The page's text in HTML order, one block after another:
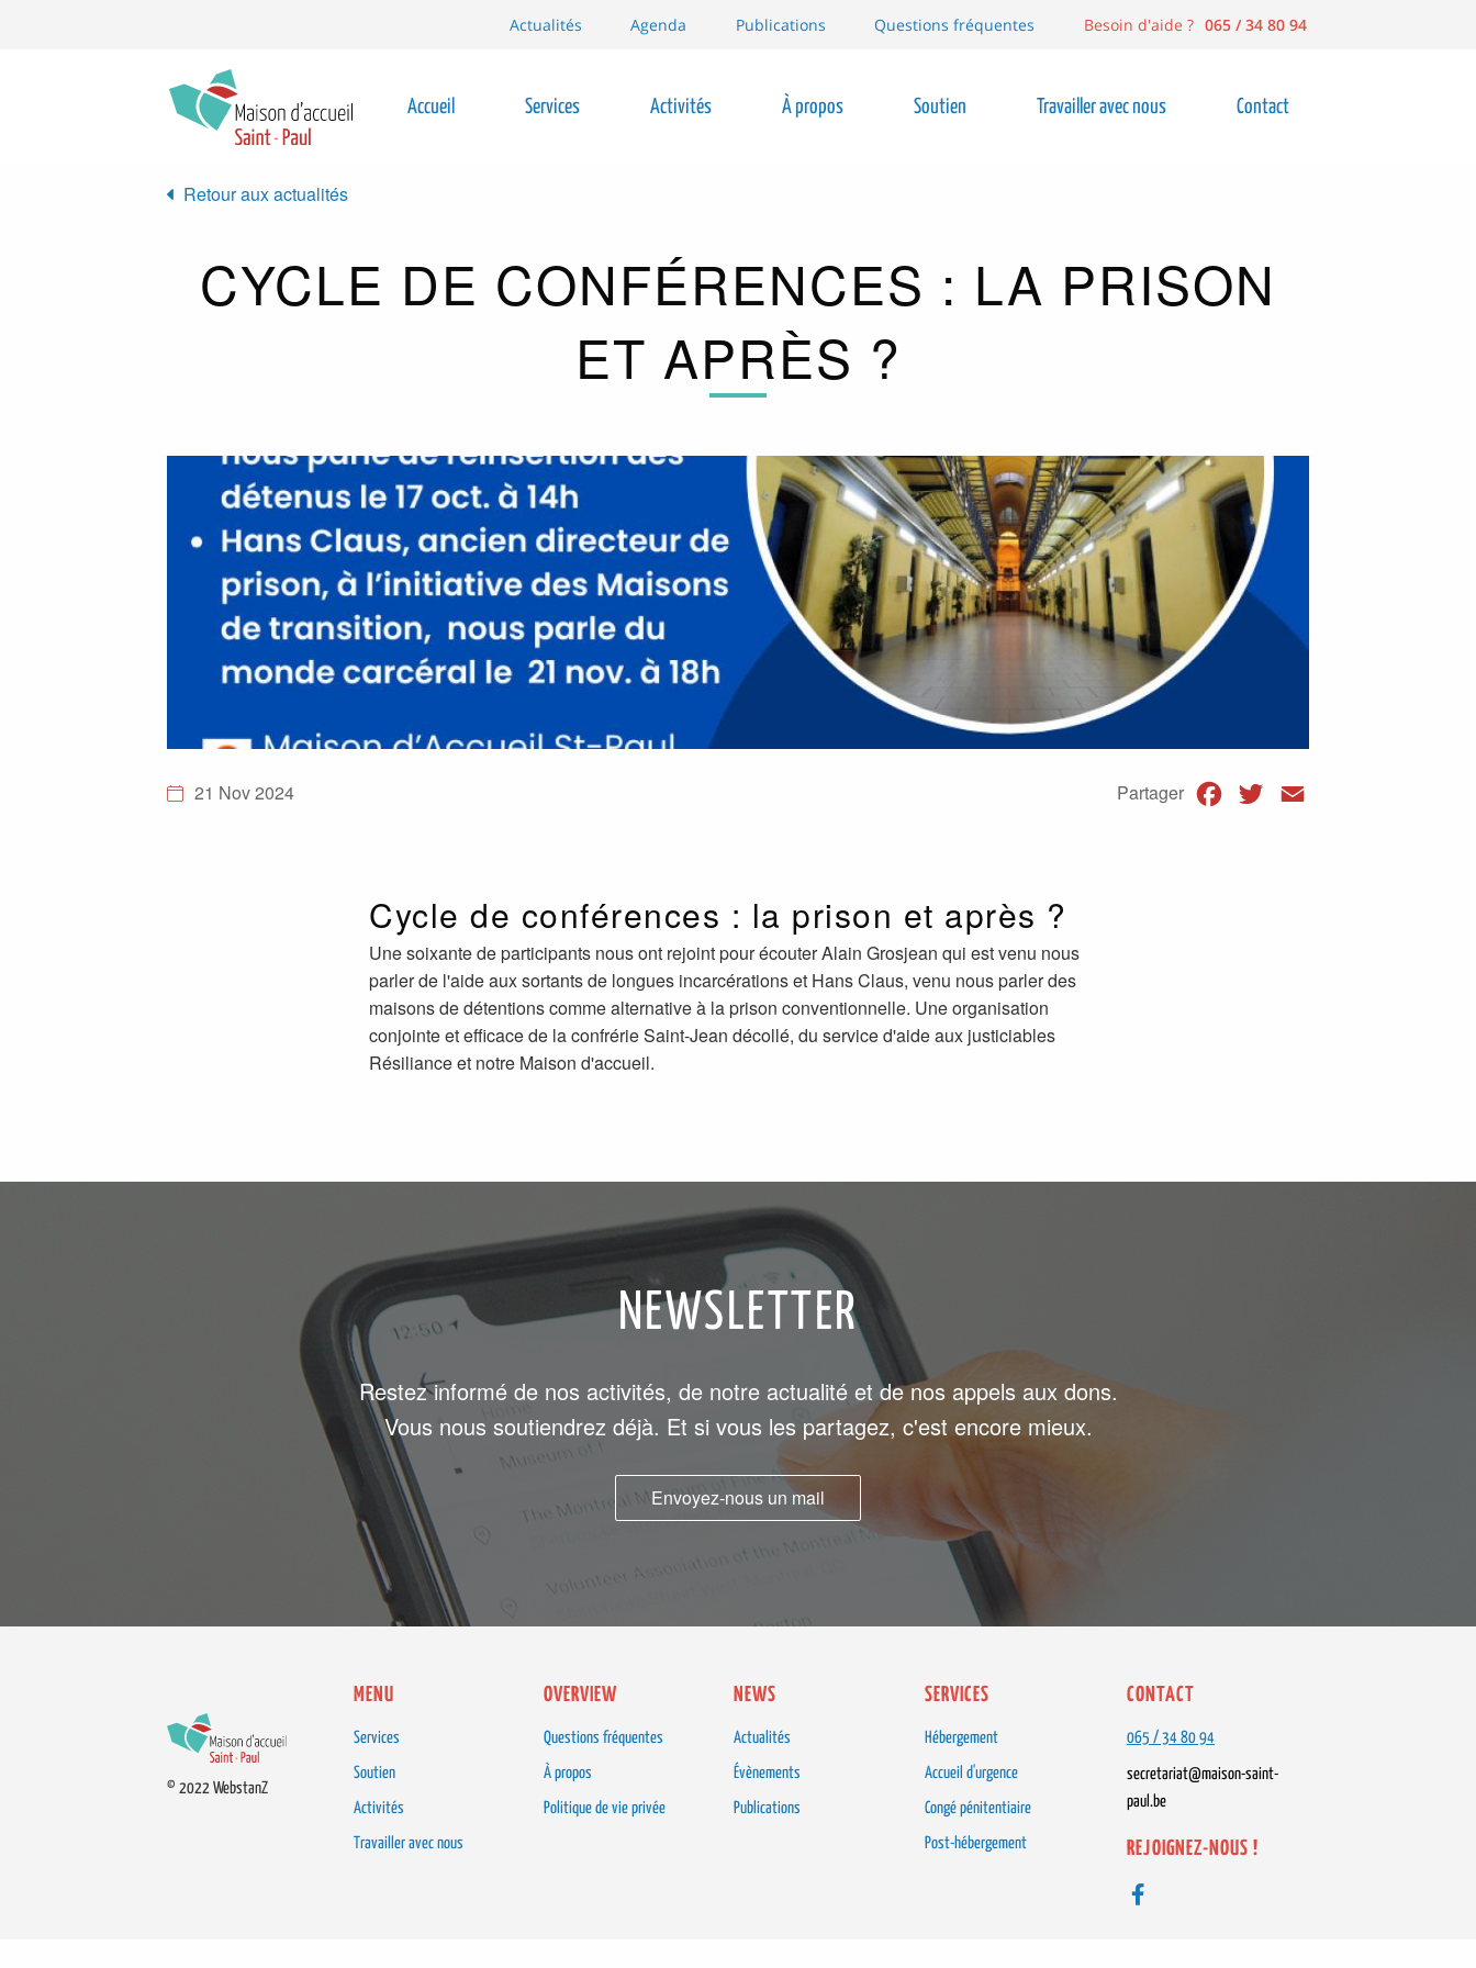
navigation
Actualités Agenda Publications Questions fréquentes Besoin d'aide ? 065 / 34 80 94
Main
Accueil Services Activités À propos Soutien Travailler avec nous Contact
Retour aux actualités
CYCLE DE CONFÉRENCES : LA PRISON
ET APRÈS ?
21 Nov 2024 Partager Facebook
Twitter
Cycle de conférences : la prison et après ?
Une soixante de participants nous ont rejoint pour écouter Alain Grosjean qui est venu nous
parler de l'aide aux sortants de longues incarcérations et Hans Claus, venu nous parler des
maisons de détentions comme alternative à la prison conventionnelle. Une organisation
conjointe et efficace de la confrérie Saint-Jean décollé, du service d'aide aux justiciables
Résiliance et notre Maison d'accueil.
NEWSLETTER
Restez informé de nos activités, de notre actualité et de nos appels aux dons.
Vous nous soutiendrez déjà. Et si vous les partagez, c'est encore mieux.
Envoyez-nous un mail
© 2022 WebstanZ
MENU
Services
Soutien
Activités
Travailler avec nous
OVERVIEW
Questions fréquentes
À propos
Politique de vie privée
NEWS
Actualités
Évènements
Publications
SERVICES
Hébergement
Accueil d'urgence
Congé pénitentiaire
Post-hébergement
CONTACT
065 / 34 80 94
secretariat@maison-saint-
paul.be
REJOIGNEZ-NOUS !